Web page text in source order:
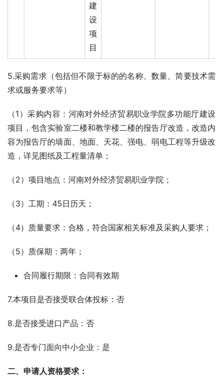
建
设
项
目
5.采购需求（包括但不限于标的的名称、数量、简要技术需
求或服务要求等）
（1）采购内容：河南对外经济贸易职业学院多功能厅建设
项目，包含实验室二楼和教学楼二楼的报告厅改造，改造内
容为报告厅的墙面、地面、天花、强电、弱电工程等升级改
造，详见图纸及工程量清单；
（2）项目地点：河南对外经济贸易职业学院；
（3）工期：45日历天；
（4）质量要求：合格，符合国家相关标准及采购人要求；
（5）质保期：两年；
合同履行期限：合同有效期
7.本项目是否接受联合体投标：否
8.是否接受进口产品：否
9.是否专门面向中小企业：是
二、申请人资格要求：